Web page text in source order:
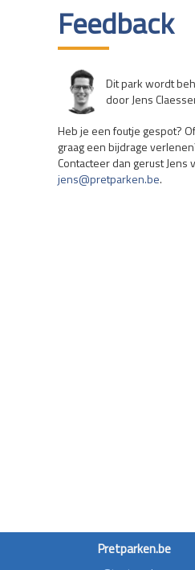
Feedback
Dit park wordt
door Jens
Heb je een foutje gespot?
graag een bijdrage
Contacteer dan gerust Jens
jens@pretparken.be.
Pretparken.be